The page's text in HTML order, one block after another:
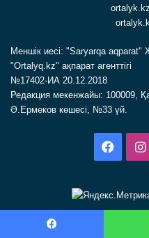
Меншік иесі: "Saryarqa
"Ortalyq.kz" ақпарат агенттігі
№17402-ИА 20.12.2018
Редакция мекенжайы: 100009,
Ә.Ермеков көшесі, №33 үй.